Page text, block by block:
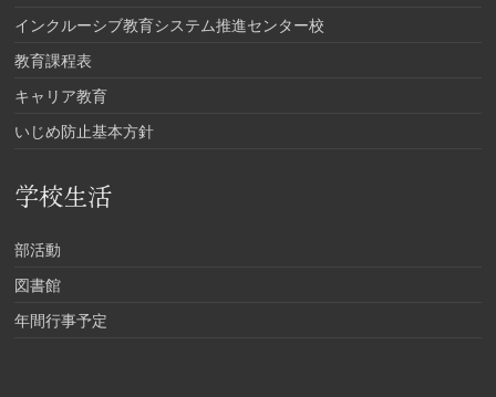
インクルーシブ教育システム推進センター校
教育課程表
キャリア教育
いじめ防止基本方針
学校生活
部活動
図書館
年間行事予定